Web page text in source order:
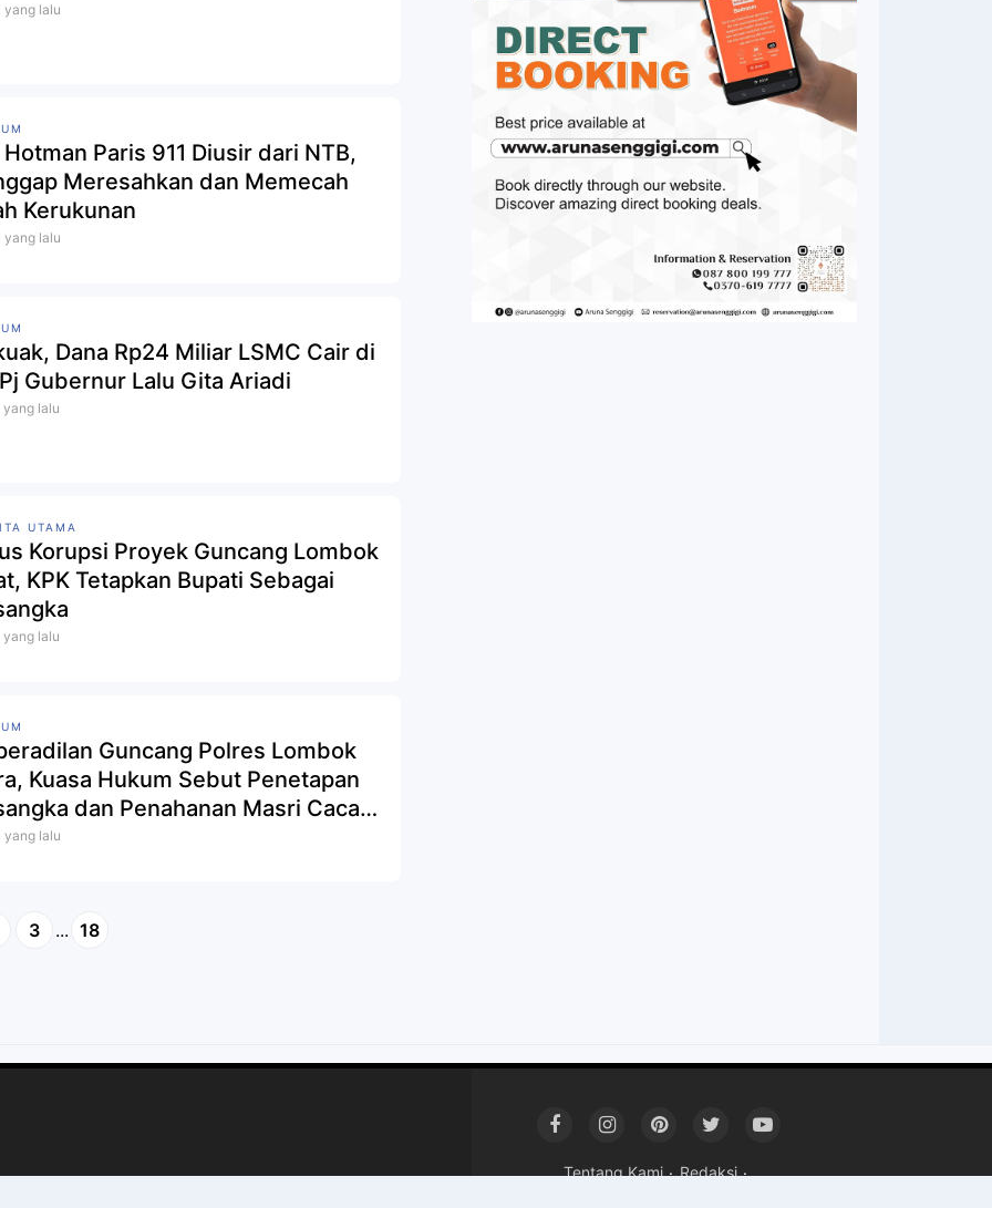
yang lalu
Paris 911 Diusir dari NTB,
Meresahkan dan Memecah
Kerukunan
yang lalu
Dana Rp24 Miliar LSMC Cair di
Gubernur Lalu Gita Ariadi
yang lalu
UTAMA
Korupsi Proyek Guncang Lombok
KPK Tetapkan Bupati Sebagai
yang lalu
Guncang Polres Lombok
Kuasa Hukum Sebut Penetapan
dan Penahanan Masri Cacat
yang lalu
3 ... 18
Tentang Kami
Redaksi